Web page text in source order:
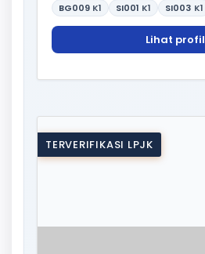
BG009 K1 SI001 K1 SI003 K1
Lihat profil
TERVERIFIKASI LPJK